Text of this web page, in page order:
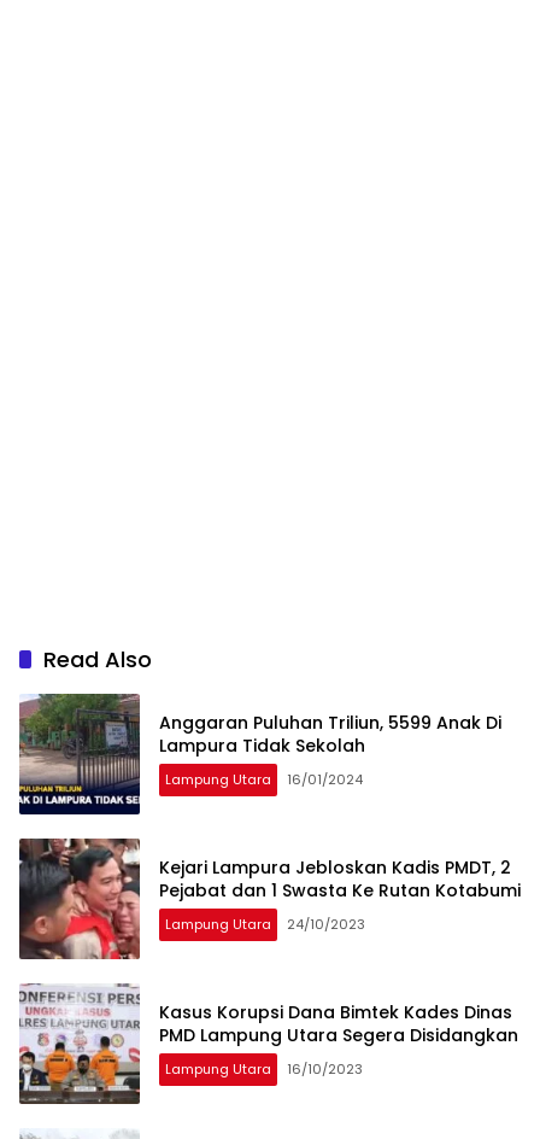
Read Also
Anggaran Puluhan Triliun, 5599 Anak Di
Lampura Tidak Sekolah
Lampung Utara 16/01/2024
Kejari Lampura Jebloskan Kadis PMDT, 2
Pejabat dan 1 Swasta Ke Rutan Kotabumi
Lampung Utara 24/10/2023
Kasus Korupsi Dana Bimtek Kades Dinas
PMD Lampung Utara Segera Disidangkan
Lampung Utara 16/10/2023